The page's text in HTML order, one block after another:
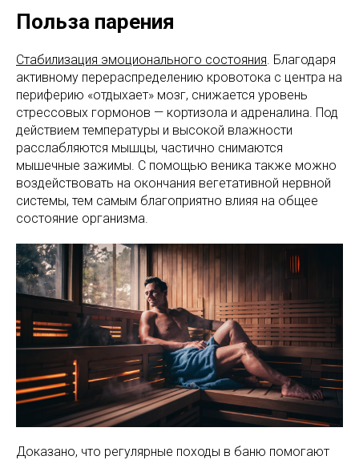
Польза парения
Стабилизация эмоционального состояния . Благодаря
активному перераспределению кровотока с центра на
периферию «отдыхает» мозг, снижается уровень
стрессовых гормонов — кортизола и адреналина. Под
действием температуры и высокой влажности
расслабляются мышцы, частично снимаются
мышечные зажимы. С помощью веника также можно
воздействовать на окончания вегетативной нервной
системы, тем самым благоприятно влияя на общее
состояние организма.
Доказано, что регулярные походы в баню помогают